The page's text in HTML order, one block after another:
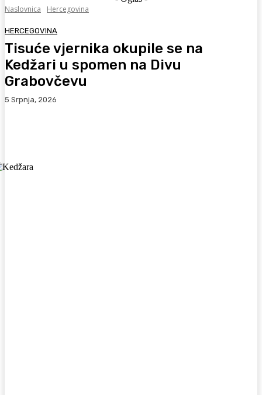
Naslovnica
Hercegovina
HERCEGOVINA
Tisuće vjernika okupile se na
Kedžari u spomen na Divu
Grabovčevu
5 Srpnja, 2026